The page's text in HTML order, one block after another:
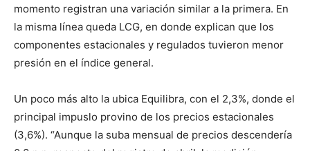
momento registran una variación similar a la primera. En
la misma línea queda LCG, en donde explican que los
componentes estacionales y regulados tuvieron menor
presión en el índice general.
Un poco más alto la ubica Equilibra, con el 2,3%, donde el
principal impuslo provino de los precios estacionales
(3,6%). “Aunque la suba mensual de precios descendería